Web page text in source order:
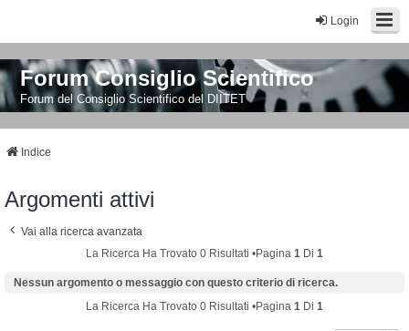
Login
Forum Consiglio Scientifico
Forum del Consiglio Scientifico del DIITET
Indice
Argomenti attivi
Vai alla ricerca avanzata
La Ricerca Ha Trovato 0 Risultati •Pagina 1 Di 1
Nessun argomento o messaggio con questo criterio di ricerca.
La Ricerca Ha Trovato 0 Risultati •Pagina 1 Di 1